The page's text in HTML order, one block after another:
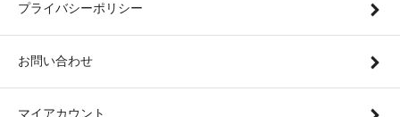
プライバシーポリシー
お問い合わせ
マイアカウント